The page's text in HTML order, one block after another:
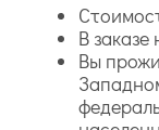
В
Вы